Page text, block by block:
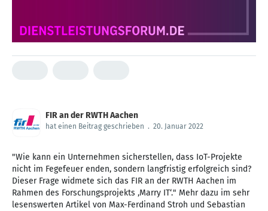
FIR an der RWTH Aachen
hat einen Beitrag geschrieben . 20. Januar 2022
"Wie kann ein Unternehmen sicherstellen, dass IoT-Projekte
nicht im Fegefeuer enden, sondern langfristig erfolgreich sind?
Dieser Frage widmete sich das FIR an der RWTH Aachen im
Rahmen des Forschungsprojekts ‚Marry IT‘." Mehr dazu im sehr
lesenswerten Artikel von Max-Ferdinand Stroh und Sebastian